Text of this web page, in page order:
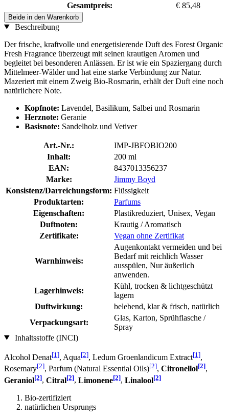
Gesamtpreis:
€ 85,48
Beide in den Warenkorb
Beschreibung
Der frische, kraftvolle und energetisierende Duft des Forest Organic
Fresh Fragrance überzeugt mit seinen krautigen Aromen und
begleitet bei besonderen Anlässen. Er ist wie ein Spaziergang durch
Mittelmeer-Wälder und hat eine starke Verbindung zur Natur.
Mazeriert mit einem Zweig Bio-Rosmarin, erhält der Duft eine noch
natürlichere Note.
Kopfnote: Lavendel, Basilikum, Salbei und Rosmarin
Herznote: Geranie
Basisnote: Sandelholz und Vetiver
Art.-Nr.:
IMP-JBFOBIO200
Inhalt:
200 ml
EAN:
8437013356237
Marke:
Jimmy Boyd
Konsistenz/Darreichungsform: Flüssigkeit
Produktarten:
Parfums
Eigenschaften:
Plastikreduziert, Unisex, Vegan
Duftnoten:
Krautig / Aromatisch
Zertifikate:
Vegan ohne Zertifikat
Warnhinweis:
Augenkontakt vermeiden und bei
Bedarf mit reichlich Wasser
ausspülen, Nur äußerlich
anwenden.
Lagerhinweis:
Kühl, trocken & lichtgeschützt
lagern
Duftwirkung:
belebend, klar & frisch, natürlich
Verpackungsart:
Glas, Karton, Sprühflasche /
Spray
Inhaltsstoffe (INCI)
Alcohol Denat[1], Aqua[2], Ledum Groenlandicum Extract[1],
Rosemary[2], Parfum (Natural Essential Oils)[2], Citronellol[2],
Geraniol[2], Citral[2], Limonene[2], Linalool[2]
Bio-zertifiziert
natürlichen Ursprungs